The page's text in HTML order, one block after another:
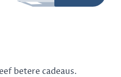
betere cadeaus.